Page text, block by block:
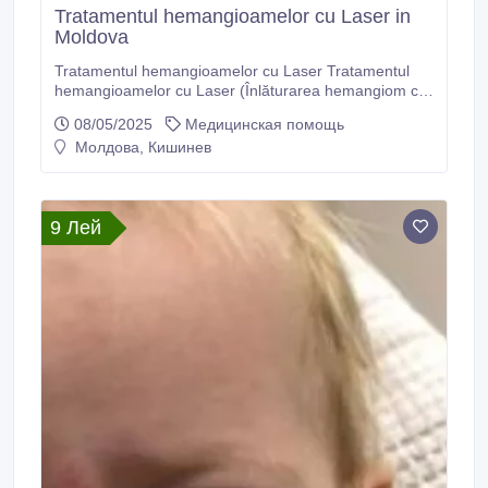
Tratamentul hemangioamelor cu Laser in
Moldova
Tratamentul hemangioamelor cu Laser Tratamentul
hemangioamelor cu Laser (Înlăturarea hemangiom cu
hemangioamelor in cabinetul chirurgiei
“LaserMedChisinau” Moldova, or. Chișinău str. Cuza
08/05/2025
Медицинская помощь
Молдова, Кишинев
9 Лей